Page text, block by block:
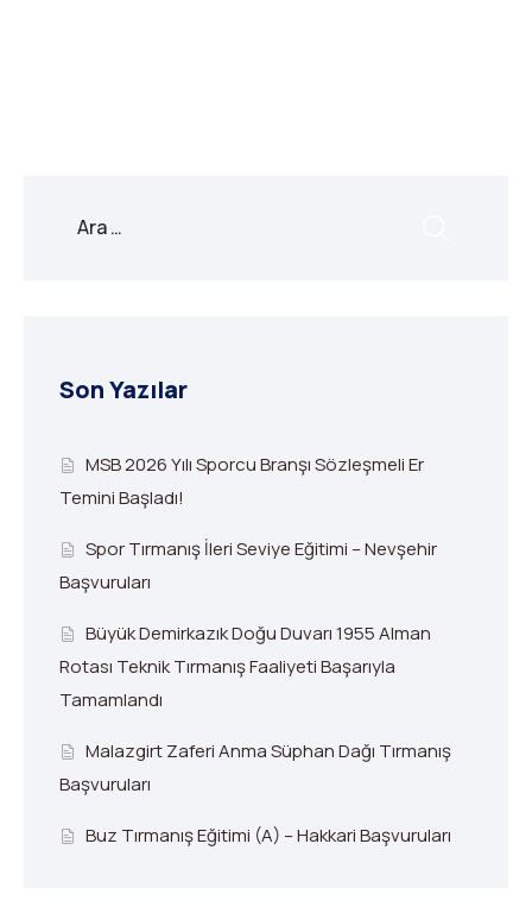
Son Yazılar
MSB 2026 Yılı Sporcu Branşı Sözleşmeli Er
Temini Başladı!
Spor Tırmanış İleri Seviye Eğitimi – Nevşehir
Başvuruları
Büyük Demirkazık Doğu Duvarı 1955 Alman
Rotası Teknik Tırmanış Faaliyeti Başarıyla
Tamamlandı
Malazgirt Zaferi Anma Süphan Dağı Tırmanış
Başvuruları
Buz Tırmanış Eğitimi (A) – Hakkari Başvuruları